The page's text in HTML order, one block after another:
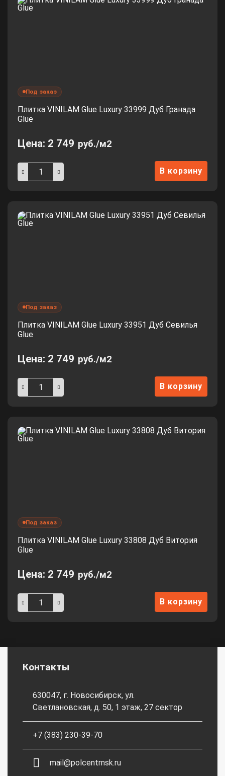
Под заказ
Плитка VINILAM Glue Luxury 33999 Дуб Гранада
Glue
Цена: 2 749 руб./м2
В корзину
Под заказ
Плитка VINILAM Glue Luxury 33951 Дуб Севилья
Glue
Цена: 2 749 руб./м2
В корзину
Под заказ
Плитка VINILAM Glue Luxury 33808 Дуб Витория
Glue
Цена: 2 749 руб./м2
В корзину
Контакты
630047, г. Новосибирск, ул.
Светлановская, д. 50, 1 этаж, 27 сектор
+7 (383) 230-39-70
mail@polcentrnsk.ru